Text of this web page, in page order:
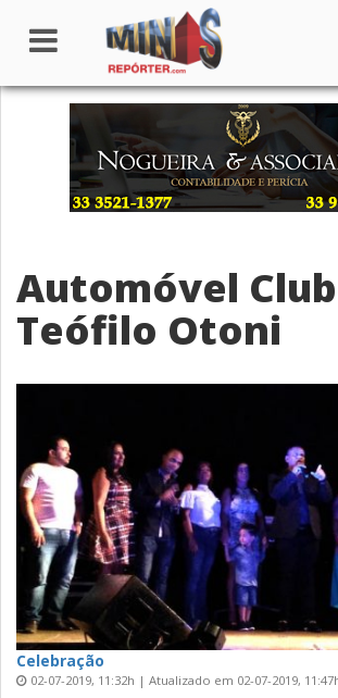
Home
Institucional
Seções
Canais
Automóvel
Teófilo Otoni
Celebração
02-07-2019, 11:32h | Atualizado em 02-07-2019,